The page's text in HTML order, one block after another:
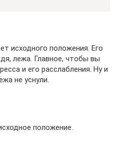
исходного положения. Его
лежа. Главное, чтобы вы
и его расслабления. Ну и
не уснули.
положение.